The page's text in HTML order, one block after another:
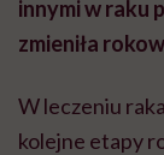
innymi w raku
zmieniła
W leczeniu
kolejne etapy